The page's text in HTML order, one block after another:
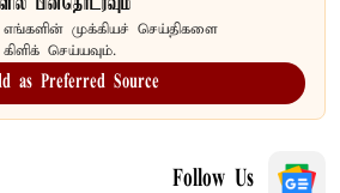
எங்களின் முக்கியச் செய்திகளை
செய்யவும்.
as Preferred Source
Follow Us